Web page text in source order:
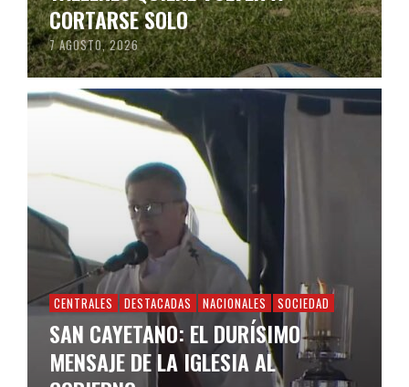
CORTARSE SOLO
7 AGOSTO, 2026
CENTRALES DESTACADAS NACIONALES SOCIEDAD
SAN CAYETANO: EL DURÍSIMO
MENSAJE DE LA IGLESIA AL